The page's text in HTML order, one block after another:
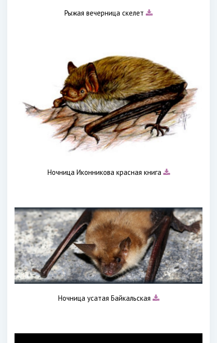
Рыжая вечерница скелет
Ночница Иконникова красная книга
Ночница усатая Байкальская